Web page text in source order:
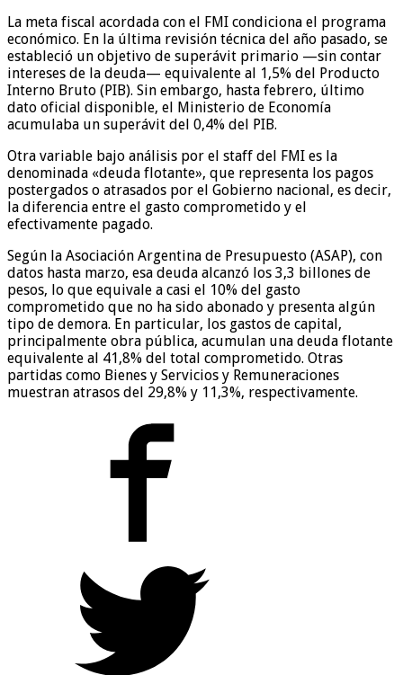
La meta fiscal acordada con el FMI condiciona el programa
económico. En la última revisión técnica del año pasado, se
estableció un objetivo de superávit primario —sin contar
intereses de la deuda— equivalente al 1,5% del Producto
Interno Bruto (PIB). Sin embargo, hasta febrero, último
dato oficial disponible, el Ministerio de Economía
acumulaba un superávit del 0,4% del PIB.
Otra variable bajo análisis por el staff del FMI es la
denominada «deuda flotante», que representa los pagos
postergados o atrasados por el Gobierno nacional, es decir,
la diferencia entre el gasto comprometido y el
efectivamente pagado.
Según la Asociación Argentina de Presupuesto (ASAP), con
datos hasta marzo, esa deuda alcanzó los 3,3 billones de
pesos, lo que equivale a casi el 10% del gasto
comprometido que no ha sido abonado y presenta algún
tipo de demora. En particular, los gastos de capital,
principalmente obra pública, acumulan una deuda flotante
equivalente al 41,8% del total comprometido. Otras
partidas como Bienes y Servicios y Remuneraciones
muestran atrasos del 29,8% y 11,3%, respectivamente.